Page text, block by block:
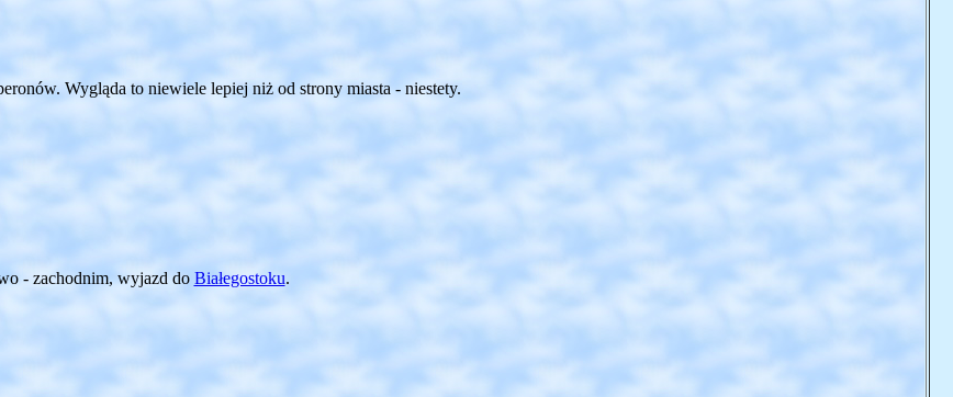
Wygląda to niewiele lepiej niż od strony miasta - niestety.
- zachodnim, wyjazd do Białegostoku.